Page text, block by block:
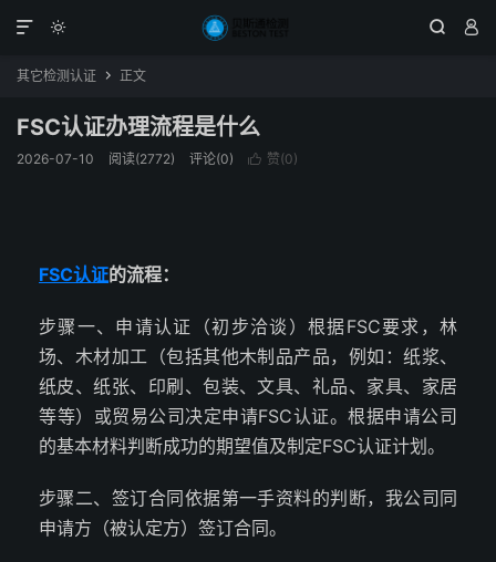
  

其它检测认证  正文
FSC认证办理流程是什么
2026-07-10 阅读(2772) 评论(0)  赞(0)
FSC认证的流程：
步骤一、申请认证（初步洽谈）根据FSC要求，林
场、木材加工（包括其他木制品产品，例如：纸浆、
纸皮、纸张、印刷、包装、文具、礼品、家具、家居
等等）或贸易公司决定申请FSC认证。根据申请公司
的基本材料判断成功的期望值及制定FSC认证计划。
步骤二、签订合同依据第一手资料的判断，我公司同
申请方（被认定方）签订合同。